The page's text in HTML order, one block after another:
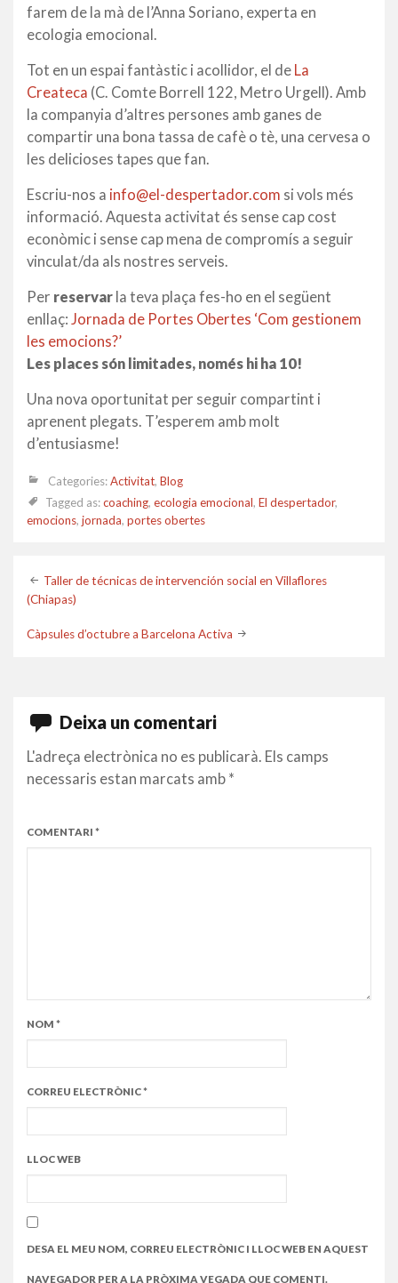
farem de la mà de l’Anna Soriano, experta en
ecologia emocional.
Tot en un espai fantàstic i acollidor, el de La
Createca (C. Comte Borrell 122, Metro Urgell). Amb
la companyia d’altres persones amb ganes de
compartir una bona tassa de cafè o tè, una cervesa o
les delicioses tapes que fan.
Escriu-nos a info@el-despertador.com si vols més
informació. Aquesta activitat és sense cap cost
econòmic i sense cap mena de compromís a seguir
vinculat/da als nostres serveis.
Per reservar la teva plaça fes-ho en el següent
enllaç: Jornada de Portes Obertes ‘Com gestionem
les emocions?’
Les places són limitades, només hi ha 10!
Una nova oportunitat per seguir compartint i
aprenent plegats. T’esperem amb molt
d’entusiasme!
Categories:Activitat, Blog
Tagged as:coaching, ecologia emocional, El despertador,
emocions, jornada, portes obertes
Post
navigation
Taller de técnicas de intervención social en Villaflores
(Chiapas)
Càpsules d’octubre a Barcelona Activa
Deixa un comentari
L'adreça electrònica no es publicarà. Els camps
necessaris estan marcats amb *
COMENTARI *
NOM *
CORREU ELECTRÒNIC*
LLOC WEB
DESA EL MEU NOM, CORREU ELECTRÒNIC I LLOC WEB EN AQUEST
NAVEGADOR PER A LA PRÒXIMA VEGADA QUE COMENTI.